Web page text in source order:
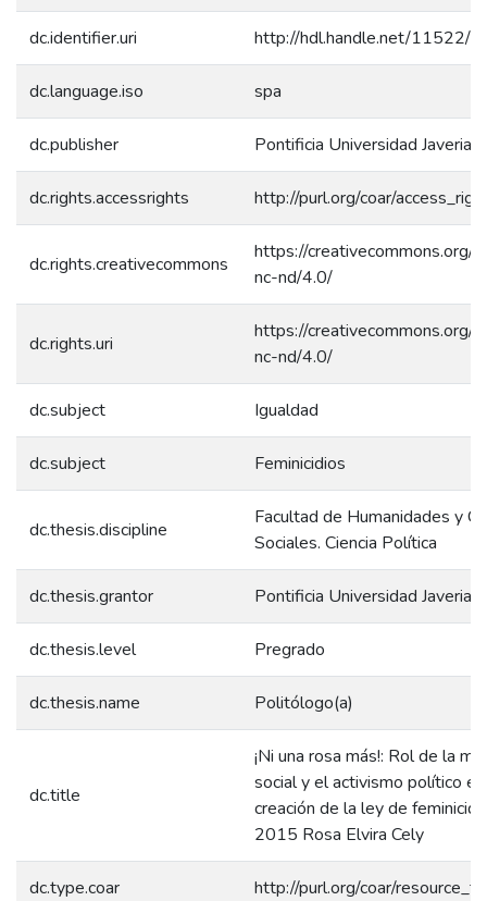
dc.identifier.uri http://hdl.handle.net/11522/
dc.language.iso spa
dc.publisher Pontificia Universidad
dc.rights.accessrights http://purl.org/coar/
dc.rights.creativecommons
https://creativecommons.org/
nc-nd/4.0/
dc.rights.uri
https://creativecommons.org/
nc-nd/4.0/
dc.subject Igualdad
dc.subject Feminicidios
dc.thesis.discipline
Facultad de Humanidades y
Sociales. Ciencia Política
dc.thesis.grantor Pontificia Universidad
dc.thesis.level Pregrado
dc.thesis.name Politólogo(a)
dc.title
¡Ni una rosa más!: Rol de la
social y el activismo político
creación de la ley de
2015 Rosa Elvira Cely
dc.type.coar http://purl.org/coar/